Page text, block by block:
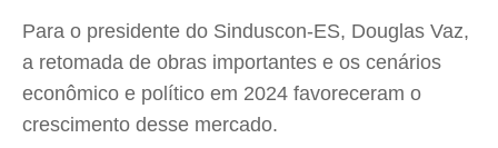
Para o presidente do Sinduscon-ES, Douglas Vaz,
a retomada de obras importantes e os cenários
econômico e político em 2024 favoreceram o
crescimento desse mercado.